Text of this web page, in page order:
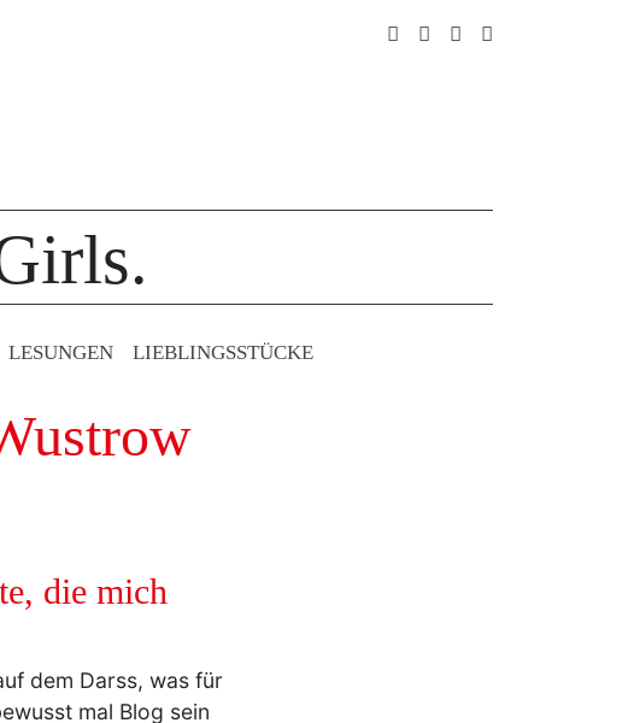
LESUNGEN LIEBLINGS­STÜCKE
die mich
dem Darss, was für
mal Blog sein